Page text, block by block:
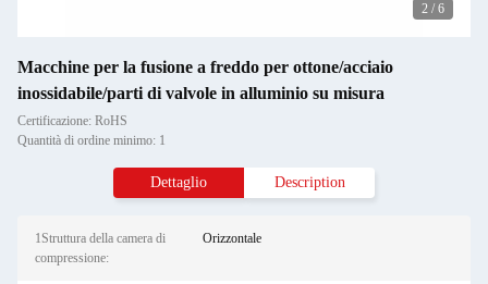
2 / 6
Macchine per la fusione a freddo per ottone/acciaio
inossidabile/parti di valvole in alluminio su misura
Certificazione: RoHS
Quantità di ordine minimo: 1
Dettaglio Description
1Struttura della camera di
compressione:
Orizzontale